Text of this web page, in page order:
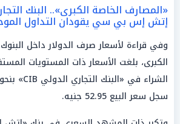
«المصارف الخاصة الكبرى».. البنك
إتش إس بي سي يقودان التداول
وفي قراءة لأسعار صرف الدولار داخل
الكبرى، بلغت الأسعار ذات المستويات
سجل سعر البيع 52.95 جنيه.